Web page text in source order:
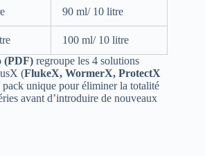
90 ml/ 10 litre
100 ml/ 10 litre
(PDF) regroupe les 4 solutions
(FlukeX, WormerX, ProtectX
pack unique pour éliminer la totalité
avant d’introduire de nouveaux